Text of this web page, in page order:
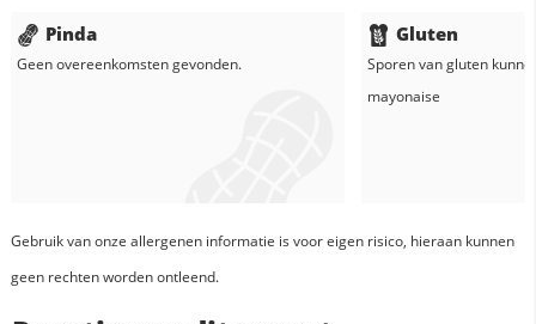
Pinda
Geen overeenkomsten gevonden.
Gluten
Sporen van gluten
mayonaise
Gebruik van onze allergenen informatie is voor eigen risico, hieraan kunnen
geen rechten worden ontleend.